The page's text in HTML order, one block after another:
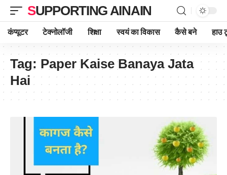
SUPPORTING AINAIN
कंप्यूटर टेक्नोलॉजी शिक्षा स्वयं का विकास कैसे बने हाउ
Tag: Paper Kaise Banaya Jata
Hai